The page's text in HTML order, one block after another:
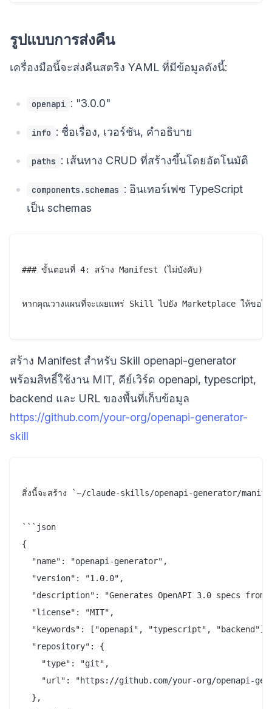
รูปแบบการส่งคืน
เครื่องมือนี้จะส่งคืนสตริง YAML ที่มีข้อมูลดังนี้:
openapi : "3.0.0"
info : ชื่อเรื่อง, เวอร์ชัน, คำอธิบาย
paths : เส้นทาง CRUD ที่สร้างขึ้นโดยอัตโนมัติ
components.schemas : อินเทอร์เฟซ TypeScript
เป็น schemas
### ขั้นตอนที่ 4: สร้าง Manifest (ไม่บังคับ)
หากคุณวางแผนที่จะเผยแพร่ Skill ไปยัง Marketplace ให้ข
สร้าง Manifest สำหรับ Skill openapi-generator
พร้อมสิทธิ์ใช้งาน MIT, คีย์เวิร์ด openapi, typescript,
backend และ URL ของพื้นที่เก็บข้อมูล
https://github.com/your-org/openapi-generator-
skill
สิ่งนี้จะสร้าง `~/claude-skills/openapi-generator/
```json
{
  "name": "openapi-generator",
  "version": "1.0.0",
"description": "Generates OpenAPI 3.0 specs from
  "license": "MIT",
  "keywords": ["openapi", "typescript", "backend"],
  "repository": {
    "type": "git",
"url": "https://github.com/your-org/openapi-
  },